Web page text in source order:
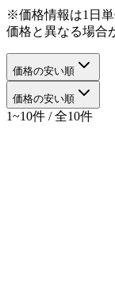
※価格情報は1日
価格と異なる場合
価格の安い順
価格の安い順
1~10件 / 全10件